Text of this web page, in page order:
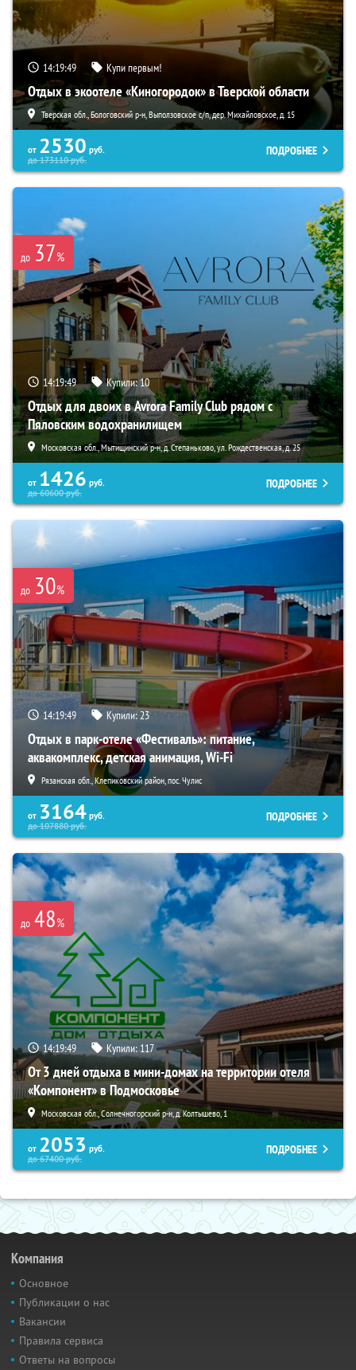
14:19:47 Купи первым!
Отдых в экоотеле «Киногородок» в Тверской области
Тверская обл., Бологовский р-н, Выползовское с/п, дер. Михайловское, д. 15
от 2530 руб.
до173110руб.
ПОДРОБНЕЕ
до 37%
14:19:47 Купили:10
Отдых для двоих в Avrora Family Club рядом с
Пяловским водохранилищем
Московская обл., Мытищинский р-н, д. Степаньково, ул. Рождественская, д. 25
от 1426 руб.
до60600руб.
ПОДРОБНЕЕ
до 30%
14:19:47 Купили:23
Отдых в парк-отеле «Фестиваль»: питание,
аквакомплекс, детская анимация, Wi-Fi
Рязанская обл., Клепиковский район, пос. Чулис
от 3164 руб.
до107880руб.
ПОДРОБНЕЕ
до 48%
14:19:47 Купили: 117
От 3 дней отдыха в мини-домах на территории отеля
«Компонент» в Подмосковье
Московская обл., Солнечногорский р-н, д. Колтышево, 1
от 2053 руб.
до67400руб.
ПОДРОБНЕЕ
Компания
Основное
Публикации о нас
Вакансии
Правила сервиса
Ответы на вопросы